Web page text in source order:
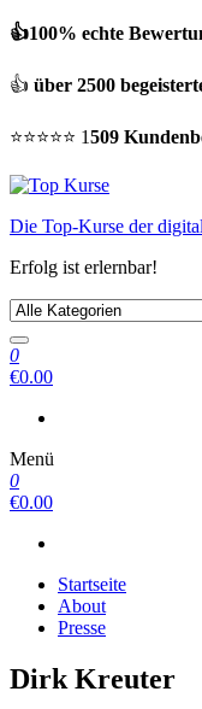
👍100% echte
👍 über 2500
⭐⭐⭐⭐⭐ 1509
Die Top-Kurse der
Erfolg ist erlernbar!
0
€0.00
Menü
0
€0.00
Startseite
About
Presse
Dirk Kreuter